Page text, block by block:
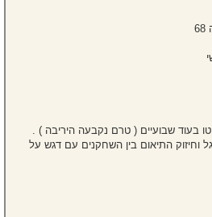
בעוד שבועיים ( טרם נקבעה היריבה ) .
וחיזוק התיאום בין השחקנים עם דגש על